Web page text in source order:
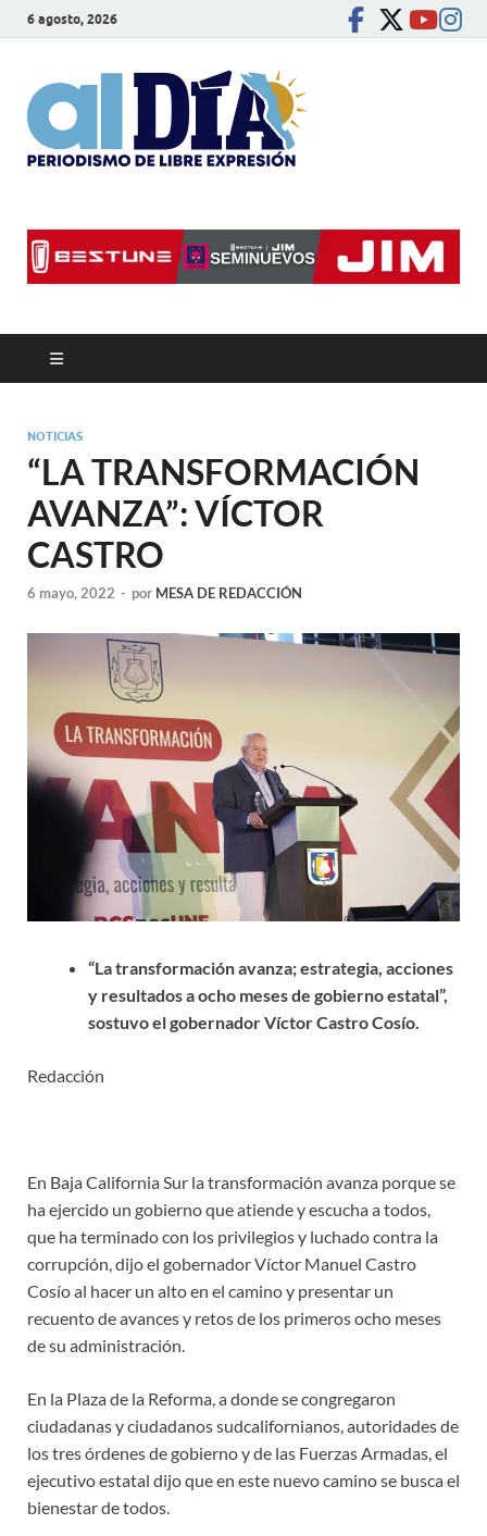
6 agosto, 2026
NOTICIAS
“LA TRANSFORMACIÓN
AVANZA”: VÍCTOR
CASTRO
6 mayo, 2022 - por MESA DE REDACCIÓN
“La transformación avanza; estrategia, acciones
y resultados a ocho meses de gobierno estatal”,
sostuvo el gobernador Víctor Castro Cosío.
Redacción
En Baja California Sur la transformación avanza porque se
ha ejercido un gobierno que atiende y escucha a todos,
que ha terminado con los privilegios y luchado contra la
corrupción, dijo el gobernador Víctor Manuel Castro
Cosío al hacer un alto en el camino y presentar un
recuento de avances y retos de los primeros ocho meses
de su administración.
En la Plaza de la Reforma, a donde se congregaron
ciudadanas y ciudadanos sudcalifornianos, autoridades de
los tres órdenes de gobierno y de las Fuerzas Armadas, el
ejecutivo estatal dijo que en este nuevo camino se busca el
bienestar de todos.